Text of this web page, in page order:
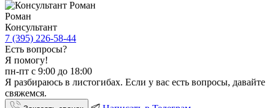
Роман
Консультант
7 (395) 226-58-44
Есть вопросы?
Я помогу!
пн-пт с 9:00 до 18:00
Я разбираюсь в листогибах. Если у вас есть вопросы, давайте
свяжемся.